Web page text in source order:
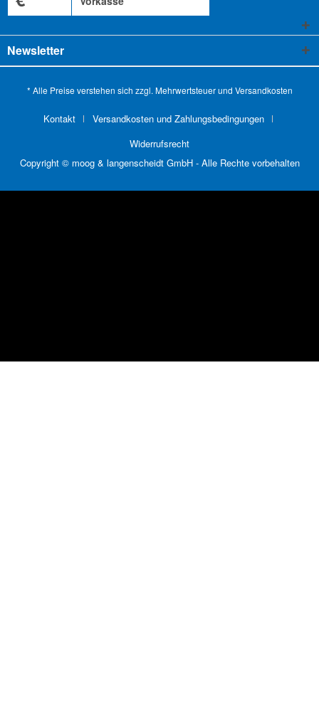
Newsletter
* Alle Preise verstehen sich zzgl. Mehrwertsteuer und Versandkosten
Kontakt
Versandkosten und Zahlungsbedingungen
Widerrufsrecht
Copyright © moog & langenscheidt GmbH - Alle Rechte vorbehalten